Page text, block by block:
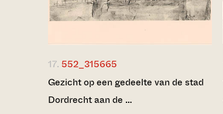
17. 552_315665
Gezicht op een gedeelte van de stad
Dordrecht aan de …